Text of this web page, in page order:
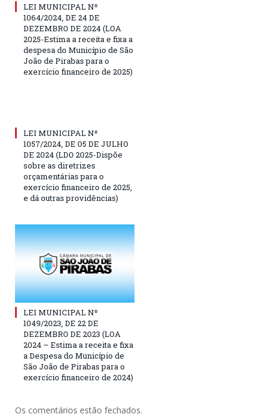
LEI MUNICIPAL Nº
1064/2024, DE 24 DE
DEZEMBRO DE 2024 (LOA
2025-Estima a receita e fixa a
despesa do Município de São
João de Pirabas para o
exercício financeiro de 2025)
LEI MUNICIPAL Nº
1057/2024, DE 05 DE JULHO
DE 2024 (LDO 2025-Dispõe
sobre as diretrizes
orçamentárias para o
exercício financeiro de 2025,
e dá outras providências)
LEI MUNICIPAL Nº
1049/2023, DE 22 DE
DEZEMBRO DE 2023 (LOA
2024 – Estima a receita e fixa
a Despesa do Município de
São João de Pirabas para o
exercício financeiro de 2024)
Os comentários estão fechados.